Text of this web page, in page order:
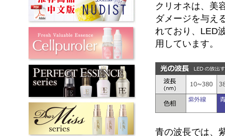
クリオネは、美
ダメージを与え
れており、LED
用しています。
青の波長では、